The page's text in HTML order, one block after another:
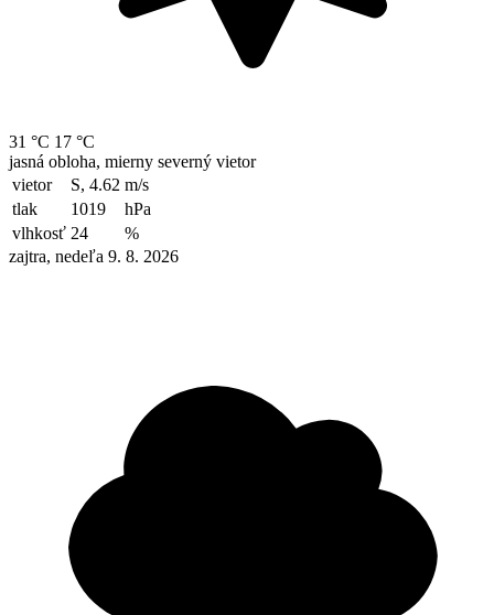
31 °C 17 °C
jasná obloha, mierny severný vietor
vietor
S, 4.62 m/s
tlak
1019
hPa
vlhkosť 24
%
zajtra, nedeľa 9. 8. 2026